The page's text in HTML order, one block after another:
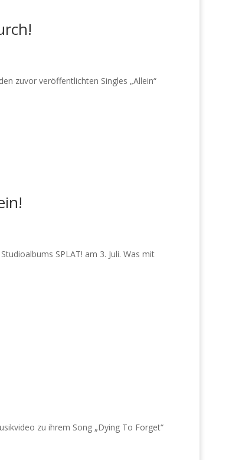
zuvor veröffentlichten Singles „Allein“
SPLAT! am 3. Juli. Was mit
zu ihrem Song „Dying To Forget“